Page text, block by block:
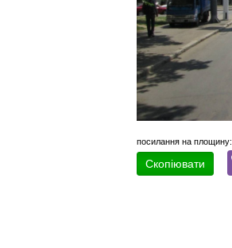
посилання на площину:
Скопіювати